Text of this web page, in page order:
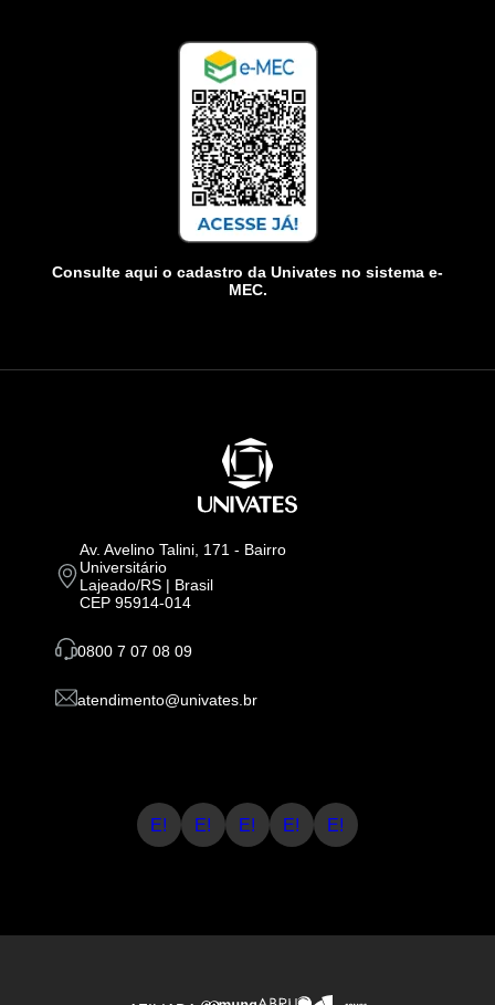
Consulte aqui o cadastro da Univates no sistema e-
MEC.
Av. Avelino Talini, 171 - Bairro
Universitário
Lajeado/RS | Brasil
CEP 95914-014
0800 7 07 08 09
atendimento@univates.br
E! E! E! E! E!